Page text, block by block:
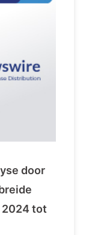
door
2024 tot